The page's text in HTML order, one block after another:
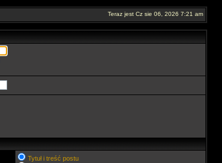
Teraz jest Cz sie 06, 2026 7:21 am
Tytuł i treść postu